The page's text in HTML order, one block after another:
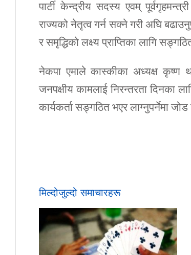
पार्टी केन्द्रीय सदस्य एवम्
राज्यको नेतृत्व गर्न सक्ने गरी अघि
र समृद्धिको लक्ष्य प्राप्तिका लागि
नेकपा एमाले कास्कीका अध्यक्ष कृष्ण
जनपक्षीय कामलाई निरन्तरता दिनका
कार्यकर्ता सङ्गठित भएर लाग्नुपर्नेमा जोड
मिल्दोजुल्दो समाचारहरू